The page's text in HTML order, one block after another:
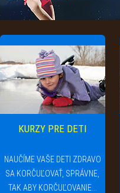
KURZY PRE DETI
NAUČÍME VAŠE DETI ZDRAVO
SA KORČUĽOVAŤ, SPRÁVNE,
TAK ABY KORČUĽOVANIE...